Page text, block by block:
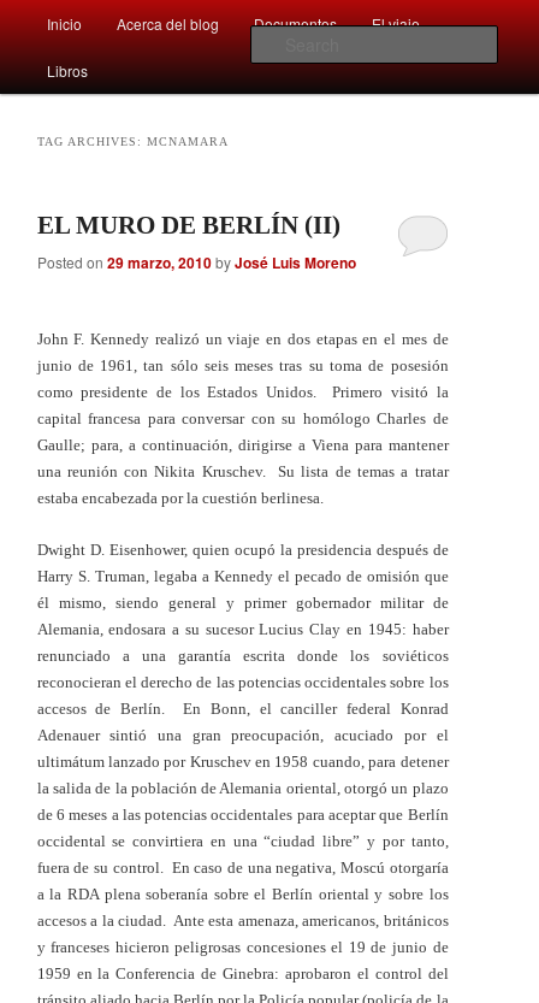
Afán por saber
nos rodea
Main
menu
Skip
to
Skip
to
Inicio Acerca del blog Documentos El viaje …
Libros
TAG ARCHIVES: MCNAMARA
EL MURO DE BERLÍN (II)
Posted on 29 marzo, 2010byJosé Luis Moreno
John F. Kennedy realizó un viaje en dos etapas en el mes de
junio de 1961, tan sólo seis meses tras su toma de posesión
como presidente de los Estados Unidos. Primero visitó la
capital francesa para conversar con su homólogo Charles de
Gaulle; para, a continuación, dirigirse a Viena para mantener
una reunión con Nikita Kruschev. Su lista de temas a tratar
estaba encabezada por la cuestión berlinesa.
Dwight D. Eisenhower, quien ocupó la presidencia después de
Harry S. Truman, legaba a Kennedy el pecado de omisión que
él mismo, siendo general y primer gobernador militar de
Alemania, endosara a su sucesor Lucius Clay en 1945: haber
renunciado a una garantía escrita donde los soviéticos
reconocieran el derecho de las potencias occidentales sobre los
accesos de Berlín. En Bonn, el canciller federal Konrad
Adenauer sintió una gran preocupación, acuciado por el
ultimátum lanzado por Kruschev en 1958 cuando, para detener
la salida de la población de Alemania oriental, otorgó un plazo
de 6 meses a las potencias occidentales para aceptar que Berlín
occidental se convirtiera en una “ciudad libre” y por tanto,
fuera de su control. En caso de una negativa, Moscú otorgaría
a la RDA plena soberanía sobre el Berlín oriental y sobre los
accesos a la ciudad. Ante esta amenaza, americanos, británicos
y franceses hicieron peligrosas concesiones el 19 de junio de
1959 en la Conferencia de Ginebra: aprobaron el control del